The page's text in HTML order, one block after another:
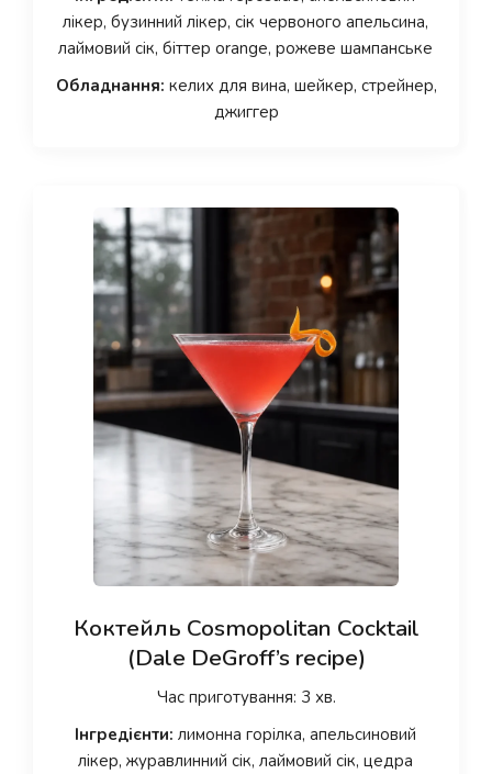
лікер, бузинний лікер, сік червоного апельсина,
лаймовий сік, біттер orange, рожеве шампанське
Обладнання: келих для вина, шейкер, стрейнер,
джиггер
Коктейль Cosmopolitan Cocktail
(Dale DeGroff’s recipe)
Час приготування: 3 хв.
Інгредієнти: лимонна горілка, апельсиновий
лікер, журавлинний сік, лаймовий сік, цедра